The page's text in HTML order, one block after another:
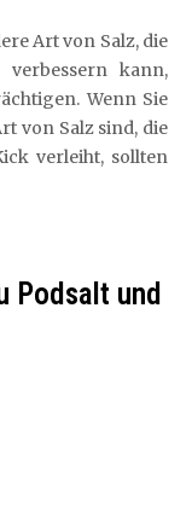
Art von Salz, die
verbessern kann,
Wenn Sie
von Salz sind, die
verleiht, sollten
Podsalt und